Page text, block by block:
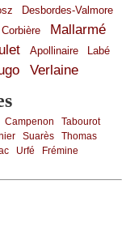
Desbordes-Valmore
Corbière Mallarmé
Apollinaire
Labé
Verlaine
Campenon
Tabourot
Suarès
Thomas
Urfé Frémine